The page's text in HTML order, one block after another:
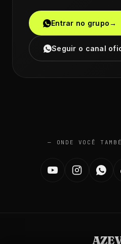
Entrar no grupo→
Seguir o canal
— ONDE VOCÊ